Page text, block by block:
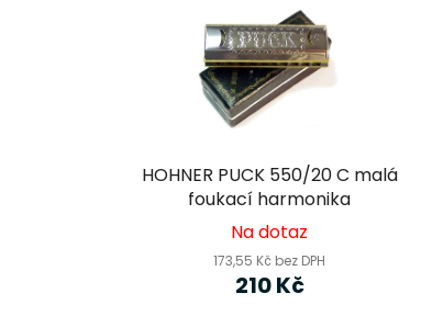
HOHNER PUCK 550/20 C malá
foukací harmonika
Na dotaz
173,55 Kč bez DPH
210 Kč